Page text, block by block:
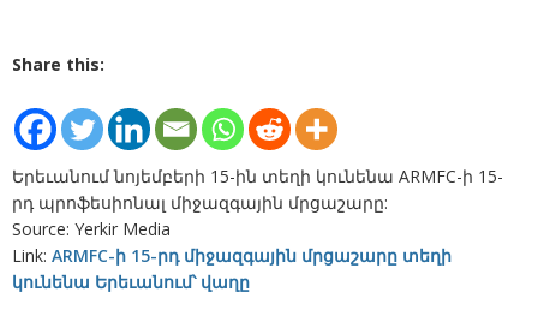
Share this:
Երեւանում նոյեմբերի 15-ին տեղի կունենա ARMFC-ի 15-
րդ պրոֆեսիոնալ միջազգային մրցաշարը:
Source: Yerkir Media
Link: ARMFC-ի 15-րդ միջազգային մրցաշարը տեղի
կունենա Երեւանում՝ վաղը